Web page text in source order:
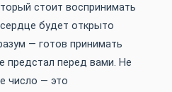
стоит воспринимать
будет открыто
— готов принимать
предстал перед вами. Не
число — это